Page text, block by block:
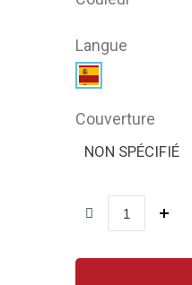
Langue
Couverture
NON SPÉCIFIÉ